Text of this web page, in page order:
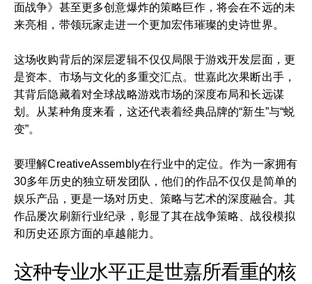
面战争》甚至更多创意爆炸的策略巨作，将会在不远的未
来亮相，带领玩家走进一个更加宏伟璀璨的史诗世界。
这场收购背后的深层逻辑不仅仅局限于游戏开发层面，更
是资本、市场与文化的多重交汇点。世嘉此次果断出手，
其背后隐藏着对全球战略游戏市场的深度布局和长远谋
划。从某种角度来看，这还代表着经典品牌的“新生”与“蜕
变”。
要理解CreativeAssembly在行业中的定位。作为一家拥有
30多年历史的独立研发团队，他们的作品不仅仅是简单的
娱乐产品，更是一场对历史、策略与艺术的深度融合。其
作品屡次刷新行业纪录，彰显了其在战争策略、战役模拟
和历史还原方面的卓越能力。
这种专业水平正是世嘉所看重的核